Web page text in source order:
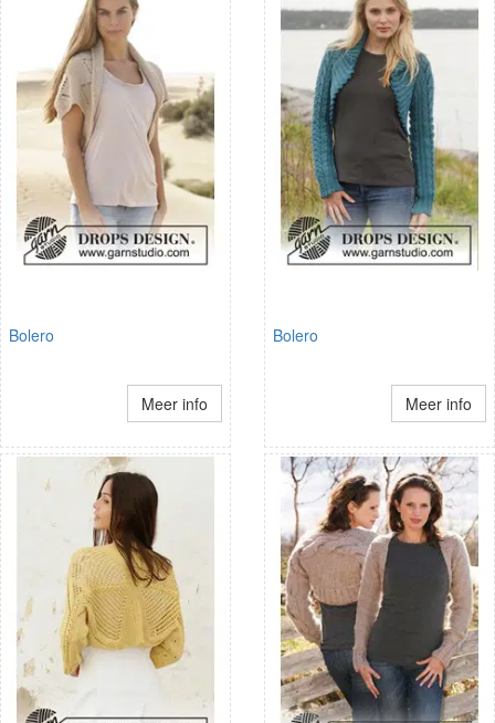
Bolero
Meer info
Bolero
Meer info